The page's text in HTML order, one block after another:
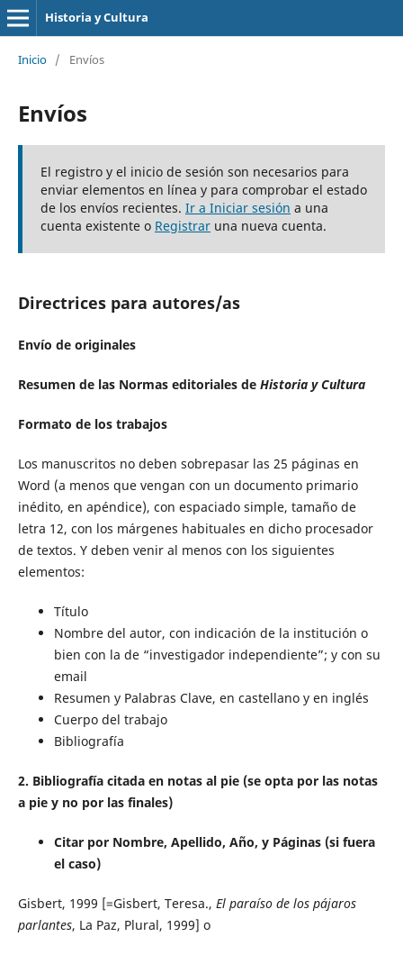
Historia y Cultura
Inicio / Envíos
Envíos
El registro y el inicio de sesión son necesarios para
enviar elementos en línea y para comprobar el estado
de los envíos recientes. Ir a Iniciar sesión a una
cuenta existente o Registraruna nueva cuenta.
Directrices para autores/as
Envío de originales
Resumen de las Normas editoriales de Historia y Cultura
Formato de los trabajos
Los manuscritos no deben sobrepasar las 25 páginas en
Word (a menos que vengan con un documento primario
inédito, en apéndice), con espaciado simple, tamaño de
letra 12, con los márgenes habituales en dicho procesador
de textos. Y deben venir al menos con los siguientes
elementos:
Título
Nombre del autor, con indicación de la institución o
bien con la de “investigador independiente”; y con su
email
Resumen y Palabras Clave, en castellano y en inglés
Cuerpo del trabajo
Bibliografía
2. Bibliografía citada en notas al pie (se opta por las notas
a pie y no por las finales)
Citar por Nombre, Apellido, Año, y Páginas (si fuera
el caso)
Gisbert, 1999 [=Gisbert, Teresa., El paraíso de los pájaros
parlantes, La Paz, Plural, 1999] o